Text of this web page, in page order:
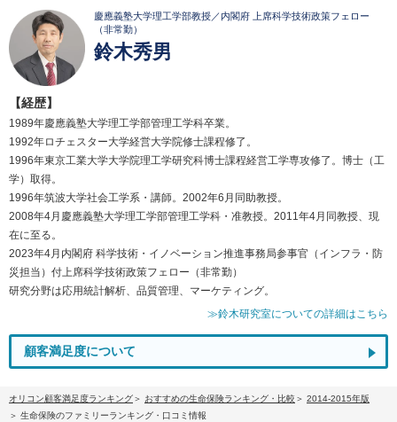
慶應義塾大学理工学部教授／内閣府 上席科学技術政策フェロー
（非常勤）
鈴木秀男
【経歴】
1989年慶應義塾大学理工学部管理工学科卒業。
1992年ロチェスター大学経営大学院修士課程修了。
1996年東京工業大学大学院理工学研究科博士課程経営工学専攻修了。博士（工
学）取得。
1996年筑波大学社会工学系・講師。2002年6月同助教授。
2008年4月慶應義塾大学理工学部管理工学科・准教授。2011年4月同教授、現
在に至る。
2023年4月内閣府 科学技術・イノベーション推進事務局参事官（インフラ・防
災担当）付上席科学技術政策フェロー（非常勤）
研究分野は応用統計解析、品質管理、マーケティング。
≫鈴木研究室についての詳細はこちら
顧客満足度について
オリコン顧客満足度ランキング おすすめの生命保険ランキング・比較
2014-2015年版
生命保険のファミリーランキング・口コミ情報